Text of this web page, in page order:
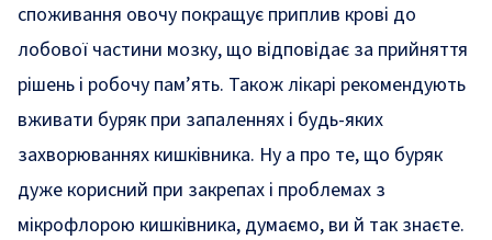
споживання овочу покращує приплив крові до
лобової частини мозку, що відповідає за прийняття
рішень і робочу пам’ять. Також лікарі рекомендують
вживати буряк при запаленнях і будь-яких
захворюваннях кишківника. Ну а про те, що буряк
дуже корисний при закрепах і проблемах з
мікрофлорою кишківника, думаємо, ви й так знаєте.